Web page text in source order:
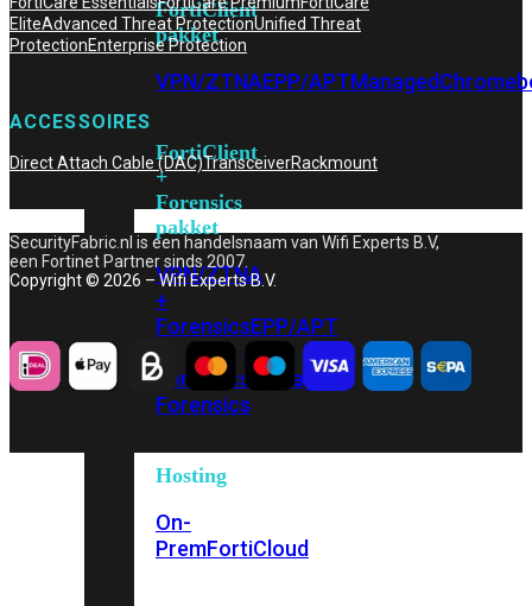
FortiClient
pakket
VPN/ZTNAEPP/APTManaged
FortiClient
+
Forensics
pakket
VPN/ZTNA
+
ForensicsEPP/APT
+
Forensics Managed
Forensics
Hosting
On-
PremFortiCloud
EliteAdvanced Threat ProtectionUnified Threat
ProtectionEnterprise Protection
ACCESSOIRES
Direct Attach Cable (DAC)TransceiverRackmount
SecurityFabric.nl is een handelsnaam van Wifi Experts B.V,
een Fortinet Partner sinds 2007.
Copyright © 2026 – Wifi Experts B.V.